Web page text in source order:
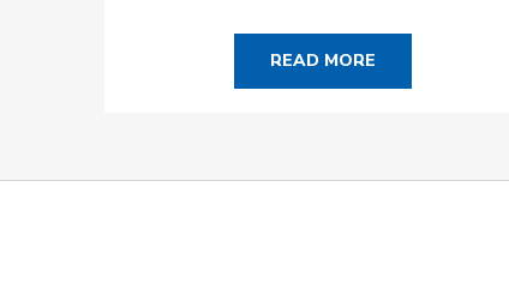
READ MORE